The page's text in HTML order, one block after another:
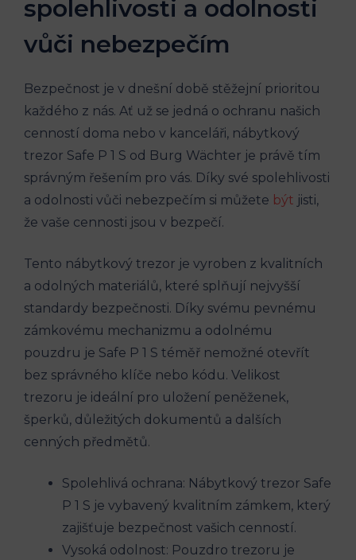
spolehlivosti a odolnosti
vůči nebezpečím
Bezpečnost je v dnešní době stěžejní prioritou
každého z nás. Ať už se jedná o ochranu našich
cenností doma nebo v kanceláři, nábytkový
trezor Safe P 1 S od Burg Wächter je právě tím
správným řešením pro vás. Díky své spolehlivosti
a odolnosti vůči nebezpečím si můžete být jisti,
že vaše cennosti jsou v bezpečí.
Tento nábytkový trezor je vyroben z kvalitních
a odolných materiálů, které splňují nejvyšší
standardy bezpečnosti. Díky svému pevnému
zámkovému mechanizmu a odolnému
pouzdru je Safe P 1 S téměř nemožné otevřít
bez správného klíče nebo kódu. Velikost
trezoru je ideální pro uložení peněženek,
šperků, důležitých dokumentů a dalších
cenných předmětů.
Spolehlivá ochrana: Nábytkový trezor Safe
P 1 S je vybavený kvalitním zámkem, který
zajišťuje bezpečnost vašich cenností.
Vysoká odolnost: Pouzdro trezoru je